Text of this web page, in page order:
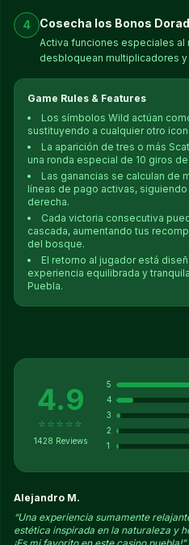
4 Cosecha los Bonos
Activa funciones especiales al
desbloquean multiplicadores
Game Rules & Features
Los símbolos Wild actúan
sustituyendo a cualquier otro
La aparición de tres o más
una ronda especial de 10 giros
Las ganancias se calculan de
líneas de pago activas,
derecha.
Cada victoria consecutiva
cascada, aumentando tus
del bosque.
El retorno al jugador está
experiencia equilibrada y
Puebla.
4.9
⭐⭐⭐⭐⭐
1428 Reviews
5
4
3
2
1
Alejandro M.
“Una experiencia sumamente
estética inspirada en la naturaleza y